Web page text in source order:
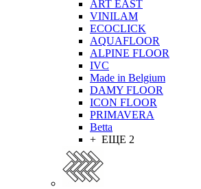
ART EAST
VINILAM
ECOCLICK
AQUAFLOOR
ALPINE FLOOR
IVC
Made in Belgium
DAMY FLOOR
ICON FLOOR
PRIMAVERA
Betta
+ ЕЩЕ 2